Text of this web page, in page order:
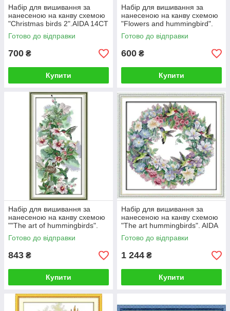
Набір для вишивання за
нанесеною на канву схемою
"Christmas birds 2".AIDA 14CT
printed , 70*17 см
Готово до відправки
700 ₴
Купити
Набір для вишивання за
нанесеною на канву схемою
"Flowers and hummingbird".
AIDA 14CT printed 44*32 см
Готово до відправки
600 ₴
Купити
Набір для вишивання за
нанесеною на канву схемою
""The art of hummingbirds".
AIDA 14CT printed, 28*5".
AIDA 14CT printed, 28*54 см
Готово до відправки
843 ₴
Купити
Набір для вишивання за
нанесеною на канву схемою
"The art hummingbirds". AIDA
14CT printed, 51*50 см
Готово до відправки
1 244 ₴
Купити